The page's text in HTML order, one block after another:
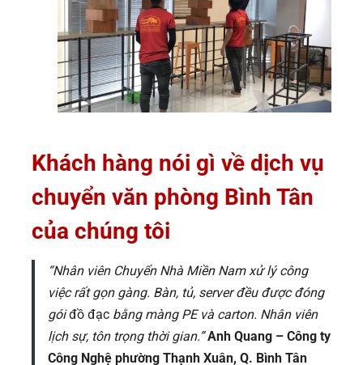
Khách hàng nói gì về dịch vụ
chuyển văn phòng Bình Tân
của chúng tôi
“Nhân viên Chuyển Nhà Miền Nam xử lý công
việc rất gọn gàng. Bàn, tủ, server đều được đóng
góiđồ đạc bằng màng PE và carton. Nhân viên
lịch sự, tôn trọng thời gian.” Anh Quang – Công ty
Công Nghệ phường Thạnh Xuân, Q. Bình Tân